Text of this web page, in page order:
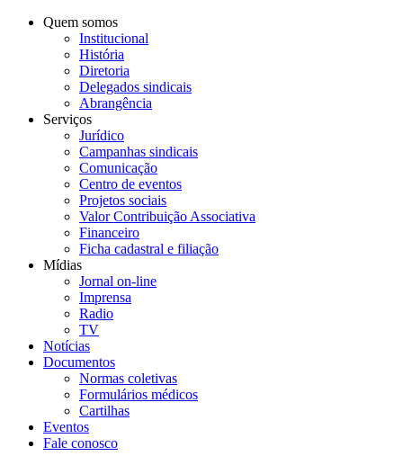
Quem somos
Institucional
História
Diretoria
Delegados sindicais
Abrangência
Serviços
Jurídico
Campanhas sindicais
Comunicação
Centro de eventos
Projetos sociais
Valor Contribuição Associativa
Financeiro
Ficha cadastral e filiação
Mídias
Jornal on-line
Imprensa
Radio
TV
Notícias
Documentos
Normas coletivas
Formulários médicos
Cartilhas
Eventos
Fale conosco